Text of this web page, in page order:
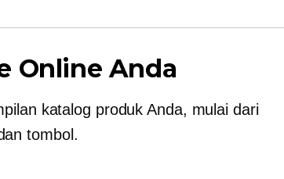
Online Anda
katalog produk Anda, mulai dari
tombol.